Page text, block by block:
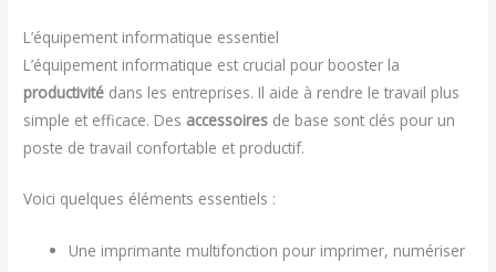
L’équipement informatique essentiel
L’équipement informatique est crucial pour booster la
productivité dans les entreprises. Il aide à rendre le travail plus
simple et efficace. Des accessoires de base sont clés pour un
poste de travail confortable et productif.
Voici quelques éléments essentiels :
Une imprimante multifonction pour imprimer, numériser